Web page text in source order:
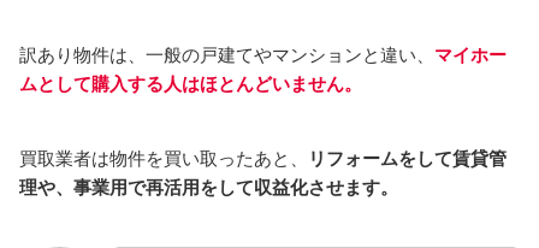
訳あり物件は、一般の戸建てやマンションと違い、 マイホー
ムとして購入する人はほとんどいません。
買取業者は物件を買い取ったあと、
リフォームをして賃貸管
理や、事業用で再活用をして収益化させます。